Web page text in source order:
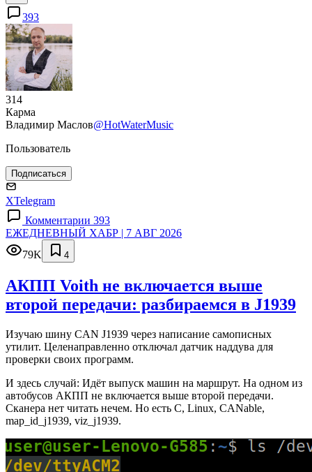
393
314
Карма
Владимир Маслов@HotWaterMusic
Пользователь
Подписаться
XTelegram
Комментарии 393
ЕЖЕДНЕВНЫЙ ХАБР | 7 АВГ 2026
79K
4
АКПП Voith не включается выше
второй передачи: разбираемся в J1939
Изучаю шину CAN J1939 через написание самописных
утилит. Целенаправленно отключал датчик наддува для
проверки своих программ.
И здесь случай: Идёт выпуск машин на маршрут. На одном из
автобусов АКПП не включается выше второй передачи.
Сканера нет читать нечем. Но есть C, Linux, CANable,
map_id_j1939, viz_j1939.